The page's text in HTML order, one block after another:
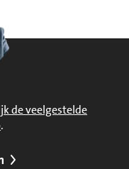
de veelgestelde
.